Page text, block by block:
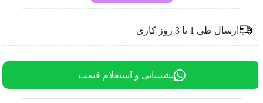
ارسال طی 1 تا 3 روز کاری
پشتیبانی و استعلام قیمت